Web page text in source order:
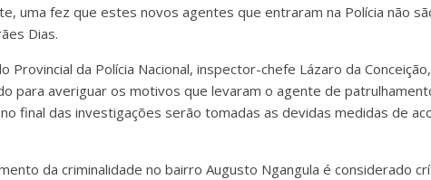
uma fez que estes novos agentes que entraram na Polícia não
Dias.
Provincial da Polícia Nacional, inspector-chefe Lázaro da
para averiguar os motivos que levaram o agente de
final das investigações serão tomadas as devidas medidas de
da criminalidade no bairro Augusto Ngangula é considerado